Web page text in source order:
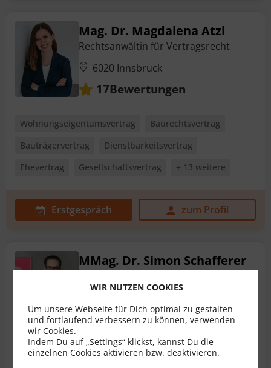
Mag. Dr. Magdalena Atzl
Rechtsanwältin für Vertragsrecht
6020 Innsbruck
17Bewertungen
Wohnungseigentumsvertrag
Baurechtsvertrag
Bauträgervertrag
Dienstbarkeitsvertrag
Ehevertrag
Gesellschaftsvertrag + 13 weitere
Erstgespräch zum Profil
MMag. Dr. Simon Schafferer
26Bewertungen
Wohnungseigentumsvertrag AGB
Arbeitsvertrag
WIR NUTZEN COOKIES
Um unsere Webseite für Dich optimal zu gestalten
und fortlaufend verbessern zu können, verwenden
wir Cookies.
Indem Du auf „Settings“ klickst, kannst Du die
einzelnen Cookies aktivieren bzw. deaktivieren.